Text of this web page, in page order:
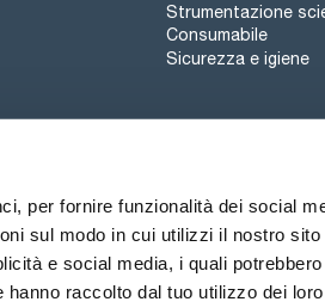
per fornire funzionalità dei social
sul modo in cui utilizzi il nostro sito
e social media, i quali potrebbero
raccolto dal tuo utilizzo dei
Strumentazione
Consumabile
Sicurezza e igiene
Contatto Novità
Politica sulla riservatezza